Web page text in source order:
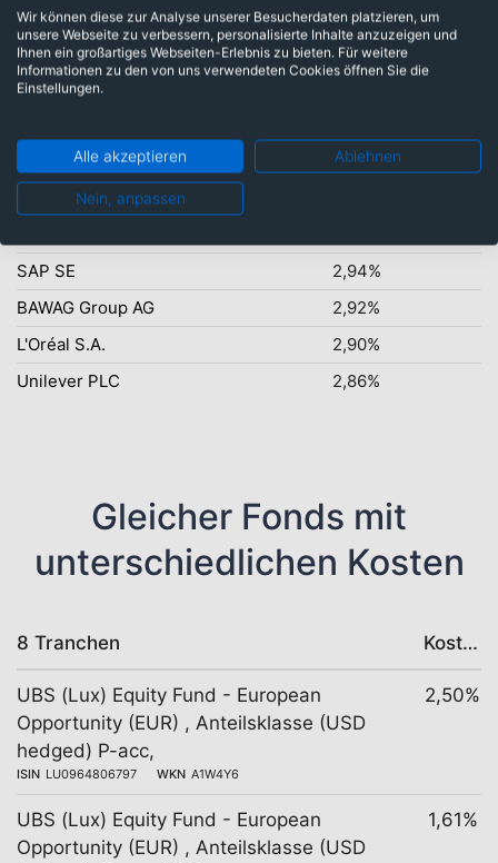
Top-Ten Titel
ASML Holding N.V.
5,03%
Banco Bilbao Vizcaya Argent.
Schneider Electric SE
3,47%
Aalberts N.V.
SAP SE
2,94%
BAWAG Group AG
2,92%
L'Oréal S.A.
2,90%
Unilever PLC
2,86%
Gleicher Fonds mit
unterschiedlichen Kosten
8 Tranchen Kosten
UBS (Lux) Equity Fund - European
Opportunity (EUR) , Anteilsklasse (USD
hedged) P-acc,
ISIN LU0964806797 WKN A1W4Y6
2,50%
UBS (Lux) Equity Fund - European
Opportunity (EUR) , Anteilsklasse (USD
1,61%
Wir können diese zur Analyse unserer Besucherdaten platzieren, um
unsere Webseite zu verbessern, personalisierte Inhalte anzuzeigen und
Ihnen ein großartiges Webseiten-Erlebnis zu bieten. Für weitere
Informationen zu den von uns verwendeten Cookies öffnen Sie die
Einstellungen.
Alle akzeptieren Ablehnen
Nein, anpassen